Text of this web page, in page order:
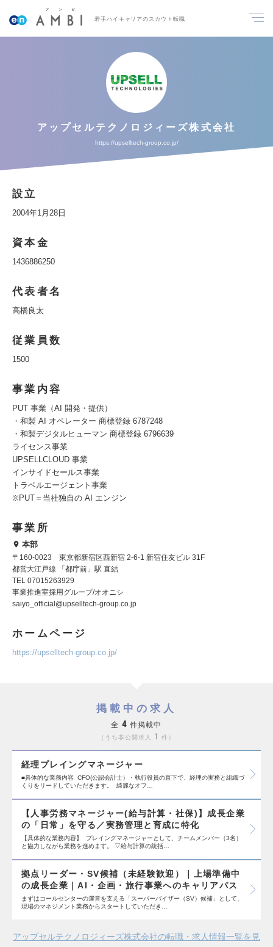
若手ハイキャリアのスカウト転職
アップセルテクノロジィーズ株式会社
https://upselltech-group.co.jp/
設立
2004年1月28日
資本金
1436886250
代表者名
高橋良太
従業員数
1500
事業内容
PUT 事業（AI 開発・提供）
・和製 AI オペレーター 商標登録 6787248
・和製デジタルヒューマン 商標登録 6796639
ライセンス事業
UPSELLCLOUD 事業
インサイドセールス事業
トラベルエージェント事業
※PUT＝当社独自の AI エンジン
事業所
本部
〒160-0023 東京都新宿区西新宿 2-6-1 新宿住友ビル 31F
都営大江戸線 「都庁前」駅 直結
TEL 07015263929
事業推進室採用グループ/オオニシ
saiyo_official@upselltech-group.co.jp
ホームページ
https://upselltech-group.co.jp/
掲載中の求人
全 4 件掲載中
うち非公開求人 1 件
経理プレイングマネージャー
■具体的な業務内容 CFO(公認会計士）・執行役員の直下で、経理の実務と組織づ
くりをリードしていただきます。 綺麗なオフ…
【人事労務マネージャー(給与計算・社保)】成長企業
の「日常」を守る／実務管理と育成に特化
【具体的な業務内容】 プレイングマネージャーとして、チームメンバー（3名）
と協力しながら業務を進めます。 ▽給与計算の統括…
拠点リーダー・SV候補（未経験歓迎）｜上場準備中
の成長企業｜AI・企画・旅行事業へのキャリアパス
まずはコールセンターの運営を支える「スーパーバイザー（SV）候補」として、
現場のマネジメント業務からスタートしていただき…
アップセルテクノロジィーズ株式会社の転職・求人情報一覧を見